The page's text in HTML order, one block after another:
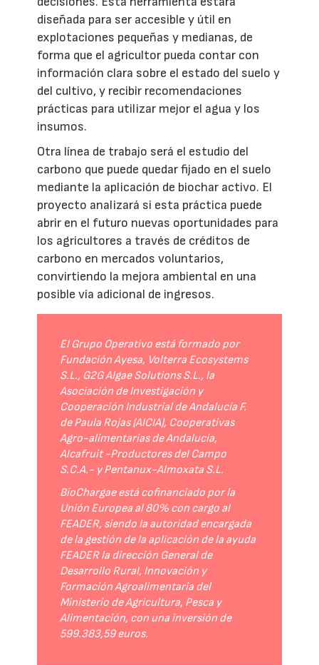
diseñada para ser accesible y útil en
explotaciones pequeñas y medianas, de
forma que el agricultor pueda contar con
información clara sobre el estado del suelo y
del cultivo, y recibir recomendaciones
prácticas para utilizar mejor el agua y los
insumos.
Otra línea de trabajo será el estudio del
carbono que puede quedar fijado en el suelo
mediante la aplicación de biochar activo. El
proyecto analizará si esta práctica puede
abrir en el futuro nuevas oportunidades para
los agricultores a través de créditos de
carbono en mercados voluntarios,
convirtiendo la mejora ambiental en una
posible vía adicional de ingresos.
El Grupo Operativo está formado por
Fundación Ayesa, Volterra Ecosystems
S.L., G2G Algae Solutions S.L., la
Asociación de Investigación y
Cooperación Industrial de Andalucía F.
de Paula Rojas (AICIA), Cooperativas
Agro-alimentarias de Andalucía,
Alcafruit -Productores del Campo
S.C.A.- y Pentanux-Almoxata S.L.
BioChargae está cofinanciado por la
Unión Europea al 80% con cargo al
FEADER, siendo la autoridad encargada
de la gestión de la aplicación de la ayuda
FEADER la dirección General de
Desarrollo Rural, Innovación y
Formación Agroalimentaria del
Ministerio de Agricultura, Pesca y
Alimentación, con una inversión de
599.383,59 euros.